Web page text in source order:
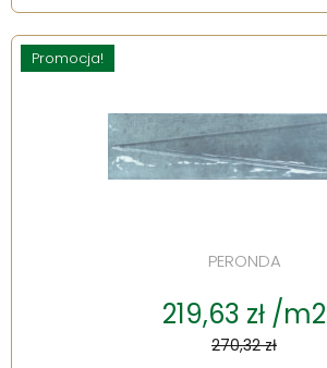
Promocja!
PERONDA
219,63 zł /m2
270,32 zł